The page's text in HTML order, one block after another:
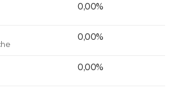
0,00%
0,00%
0,00%